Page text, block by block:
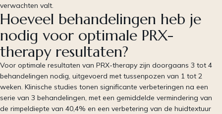
verwachten valt.
Hoeveel behandelingen heb je
nodig voor optimale PRX-
therapy resultaten?
Voor optimale resultaten van PRX-therapy zijn doorgaans 3 tot 4
behandelingen nodig, uitgevoerd met tussenpozen van 1 tot 2
weken. Klinische studies tonen significante verbeteringen na een
serie van 3 behandelingen, met een gemiddelde vermindering van
de rimpeldiepte van 40,4% en een verbetering van de huidtextuur